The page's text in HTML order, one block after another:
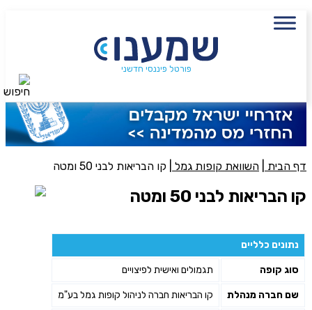
פורטל פיננסי חדשני
דף הבית השוואת קופות גמל קו הבריאות לבני 50 ומטה
קו הבריאות לבני 50 ומטה
נתונים כלליים
סוג קופה תגמולים ואישית לפיצויים
שם חברה מנהלת קו הבריאות חברה לניהול קופות גמל בע"מ
שם מלא
פעולה נדרשת
סכום חיסכון בקרן
אני מאשר את תנאיי השימוש והפרטיות של האתר
מאשר כי פרטיי ישמשו לקבלת פניות והצעות שיווקיות למוצרים
פנסיוניים\ביטוח באמצעות טלפון, מייל או SMS מאיתנו או צד שלישי
חיפוש